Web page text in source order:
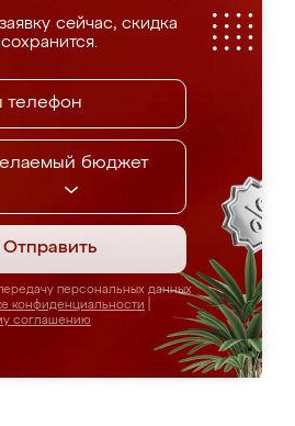
сейчас, скидка
сохранится.
бюджет
Отправить
персональных данных
конфиденциальности
соглашению